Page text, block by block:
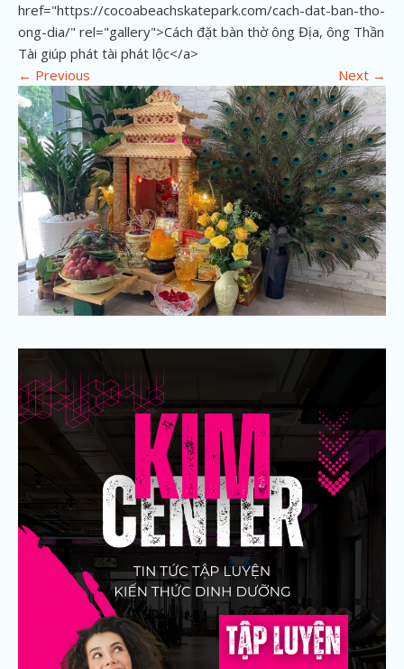
href="https://cocoabeachskatepark.com/cach-dat-ban-tho-
ong-dia/" rel="gallery">Cách đặt bàn thờ ông Địa, ông Thần
Tài giúp phát tài phát lộc</a>
← Previous Next →